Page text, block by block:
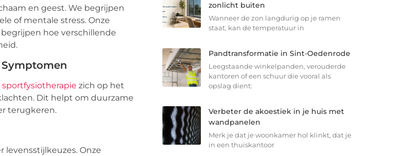
en geest. We begrijpen
of mentale stress. Onze
hoe verschillende
sportfysiotherapie zich op het
Dit helpt om duurzame
terugkeren.
levensstijlkeuzes. Onze
zonlicht buiten
Wanneer de zon langdurig op je ramen
staat, kan de temperatuur in
Pandtransformatie in Sint-Oedenrode
Leegstaande winkelpanden, verouderde
kantoren of een schuur die vooral als
opslag dient:
Verbeter de akoestiek in je huis met
wandpanelen
Merk je dat je woonkamer hol klinkt, dat je
in een thuiskantoor